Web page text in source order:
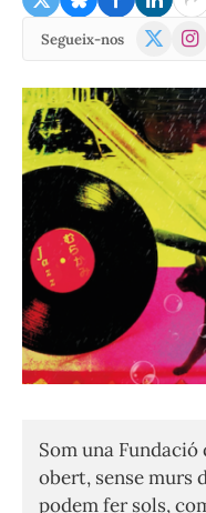
Segueix-nos
X
Som una
obert, sense murs
podem fer sols,